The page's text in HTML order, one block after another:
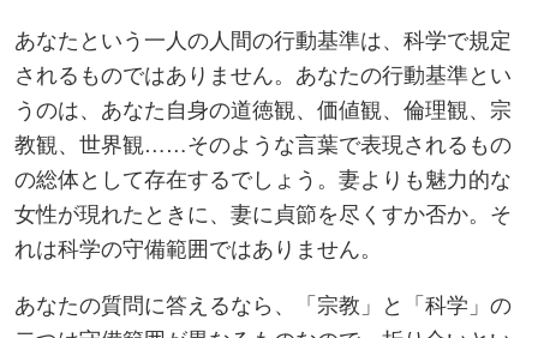
あなたという一人の人間の行動基準は、科学で規定
されるものではありません。あなたの行動基準とい
うのは、あなた自身の道徳観、価値観、倫理観、宗
教観、世界観……そのような言葉で表現されるもの
の総体として存在するでしょう。妻よりも魅力的な
女性が現れたときに、妻に貞節を尽くすか否か。そ
れは科学の守備範囲ではありません。
あなたの質問に答えるなら、「宗教」と「科学」の